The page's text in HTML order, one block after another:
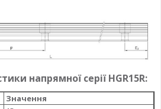
напрямної серії HGR15R:
Значення